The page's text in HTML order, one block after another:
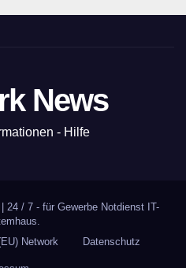
News
- Hilfe
24 / 7 - für Gewerbe Notdienst IT-
.
Network Datenschutz